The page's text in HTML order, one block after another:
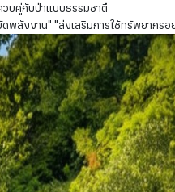
บคู่กับป่าแบบธรรมชาตื
งงาน" "ส่งเสริมการใช้ทรัพยากรอ